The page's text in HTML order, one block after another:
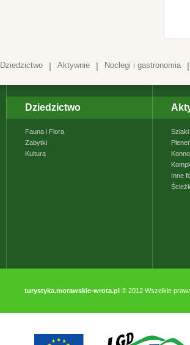
Dziedzictwo | Aktywnie | Noclegi i gastronomia |
Dziedzictwo
Fauna i Flora
Zabytki
Kultura
Konno
Inne
turystyka.morawskie-wrota.pl © 2012 Wszelkie